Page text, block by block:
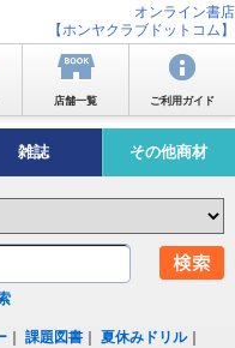
オンライン書店
【ホンヤクラブドットコム】
店舗一覧 ご利用ガイド
雑誌 その他商材
｜課題図書 ｜夏休みドリル｜